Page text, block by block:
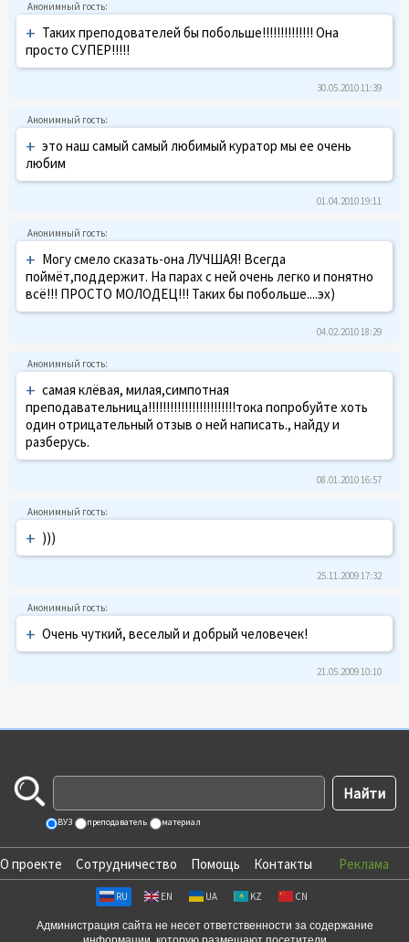
+ Таких преподователей бы побольше!!!!!!!!!!!!!! Она
просто СУПЕР!!!!!
30.05.2010 11:39
+ это наш самый самый любимый куратор мы ее очень
любим
01.04.2010 19:11
+ Могу смело сказать-она ЛУЧШАЯ! Всегда
поймёт,поддержит. На парах с ней очень легко и понятно
всё!!! ПРОСТО МОЛОДЕЦ!!! Таких бы побольше....эх)
04.02.2010 18:29
+ самая клёвая, милая,симпотная
преподавательница!!!!!!!!!!!!!!!!!!!!!!!!тока попробуйте хоть
один отрицательный отзыв о ней написать., найду и
разберусь.
08.01.2010 16:57
+ )))
25.11.2009 17:32
+ Очень чуткий, веселый и добрый человечек!
21.05.2009 10:10
ВУЗ преподаватель материал
О проекте Сотрудничество Помощь Контакты Реклама
RU EN UA KZ CN
Администрация сайта не несет ответственности за содержание